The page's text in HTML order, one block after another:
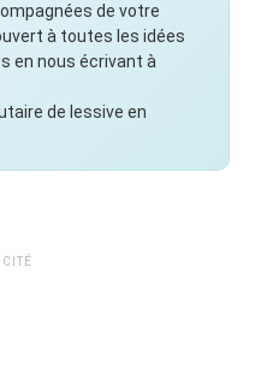
de votre
à toutes les idées
en nous écrivant à
de lessive en